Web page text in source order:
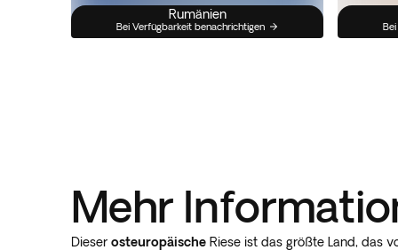
Rumänien
Bei Verfügbarkeit benachrichtigen
Mehr
Dieser osteuropäische Riese ist das größte Land, das